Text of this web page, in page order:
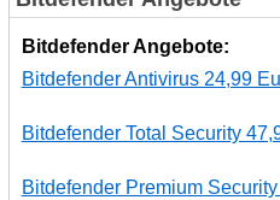
Bitdefender Angebote:
Bitdefender Antivirus 24,99
Bitdefender Total Security
Bitdefender Premium